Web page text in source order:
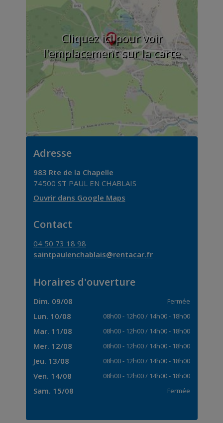
Cliquez ici pour voir
l'emplacement sur la carte
Adresse
983 Rte de la Chapelle
74500 ST PAUL EN CHABLAIS
Ouvrir dans Google Maps
Contact
04 50 73 18 98
saintpaulenchablais@rentacar.fr
Horaires d'ouverture
Dim. 09/08 Fermée
Lun. 10/08 08h00- 12h00/ 14h00- 18h00
Mar. 11/08 08h00- 12h00/ 14h00- 18h00
Mer. 12/08 08h00- 12h00/ 14h00- 18h00
Jeu. 13/08 08h00- 12h00/ 14h00- 18h00
Ven. 14/08 08h00- 12h00/ 14h00- 18h00
Sam. 15/08 Fermée